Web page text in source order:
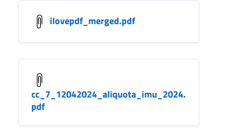
ilovepdf_merged.pdf
cc_7_12042024_aliquota_imu_2024.
pdf